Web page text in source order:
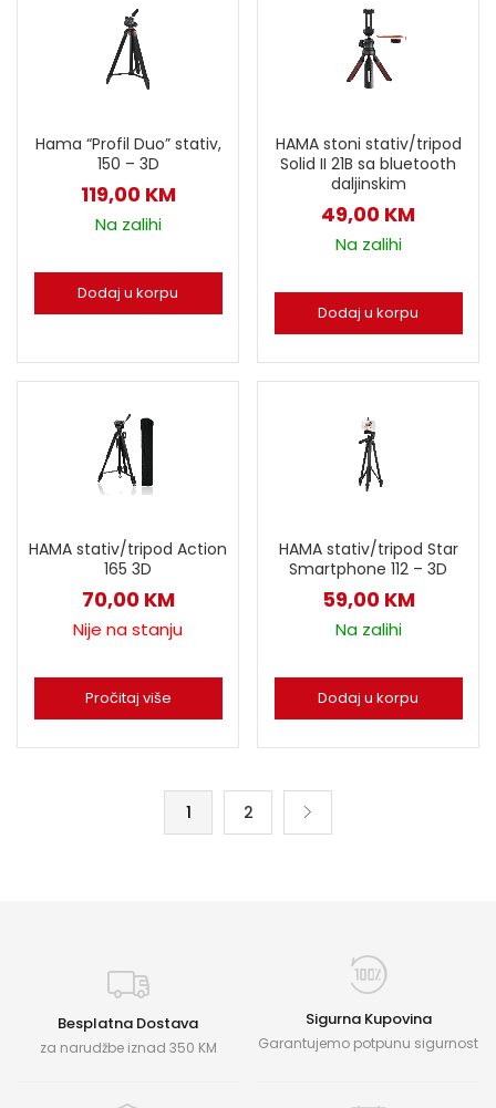
Hama “Profil Duo” stativ,
150 – 3D
119,00 KM
Na zalihi
Dodaj u korpu
HAMA stoni stativ/tripod
Solid II 21B sa bluetooth
daljinskim
49,00 KM
Na zalihi
Dodaj u korpu
HAMA stativ/tripod Action
165 3D
70,00 KM
Nije na stanju
Pročitaj više
HAMA stativ/tripod Star
Smartphone 112 – 3D
59,00 KM
Na zalihi
Dodaj u korpu
1 2
Besplatna Dostava
za narudžbe iznad 350 KM
Sigurna Kupovina
Garantujemo potpunu sigurnost